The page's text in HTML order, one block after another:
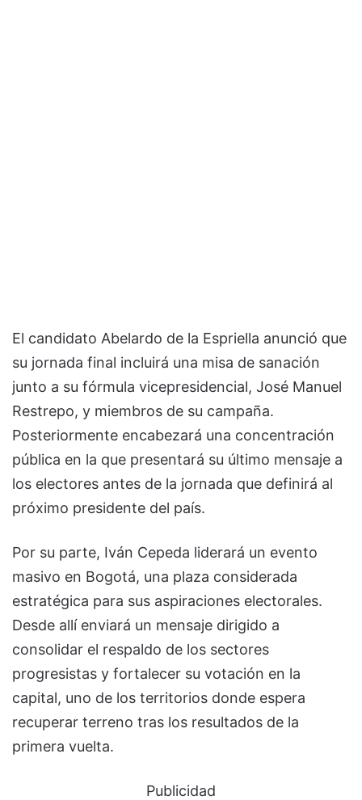
El candidato Abelardo de la Espriella anunció que
su jornada final incluirá una misa de sanación
junto a su fórmula vicepresidencial, José Manuel
Restrepo, y miembros de su campaña.
Posteriormente encabezará una concentración
pública en la que presentará su último mensaje a
los electores antes de la jornada que definirá al
próximo presidente del país.
Por su parte, Iván Cepeda liderará un evento
masivo en Bogotá, una plaza considerada
estratégica para sus aspiraciones electorales.
Desde allí enviará un mensaje dirigido a
consolidar el respaldo de los sectores
progresistas y fortalecer su votación en la
capital, uno de los territorios donde espera
recuperar terreno tras los resultados de la
primera vuelta.
Publicidad